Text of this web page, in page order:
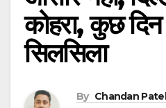
कोहरा, कुछ
सिलसिला
By Chandan Patel